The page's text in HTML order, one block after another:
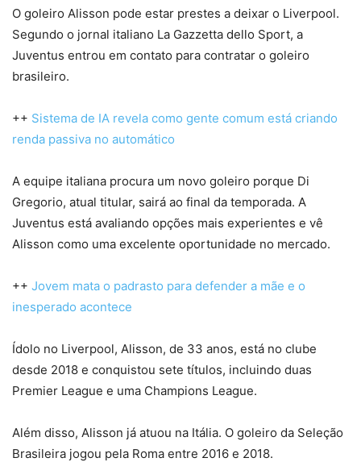
O goleiro Alisson pode estar prestes a deixar o Liverpool.
Segundo o jornal italiano La Gazzetta dello Sport, a
Juventus entrou em contato para contratar o goleiro
brasileiro.
++ Sistema de IA revela como gente comum está criando
renda passiva no automático
A equipe italiana procura um novo goleiro porque Di
Gregorio, atual titular, sairá ao final da temporada. A
Juventus está avaliando opções mais experientes e vê
Alisson como uma excelente oportunidade no mercado.
++ Jovem mata o padrasto para defender a mãe e o
inesperado acontece
Ídolo no Liverpool, Alisson, de 33 anos, está no clube
desde 2018 e conquistou sete títulos, incluindo duas
Premier League e uma Champions League.
Além disso, Alisson já atuou na Itália. O goleiro da Seleção
Brasileira jogou pela Roma entre 2016 e 2018.